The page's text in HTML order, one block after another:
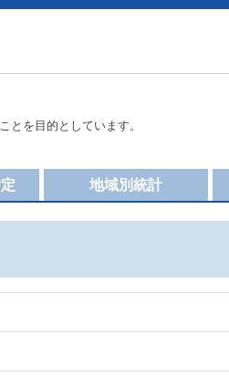
とを目的としています。
地域別統計